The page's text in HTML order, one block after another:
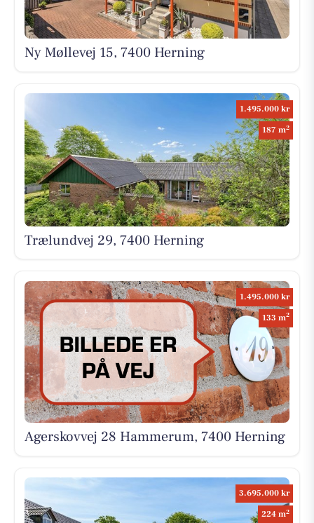
Ny Møllevej 15, 7400 Herning
1.495.000 kr
187 m2
Trælundvej 29, 7400 Herning
1.495.000 kr
133 m2
Agerskovvej 28 Hammerum, 7400 Herning
3.695.000 kr
224 m2